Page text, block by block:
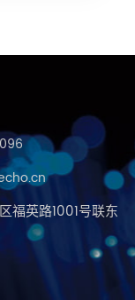
福英路1001号联东